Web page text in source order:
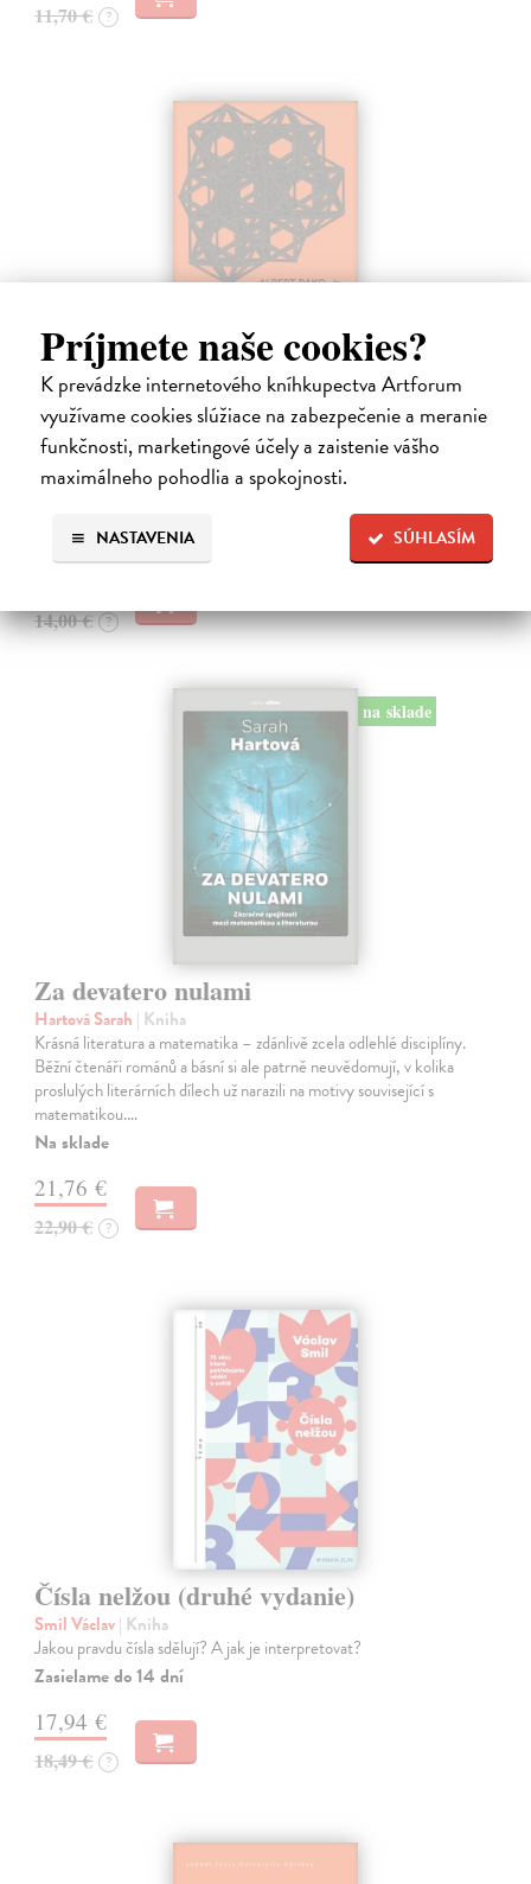
Príjmete naše cookies?
K prevádzke internetového kníhkupectva Artforum
využívame cookies slúžiace na zabezpečenie a meranie
funkčnosti, marketingové účely a zaistenie vášho
maximálneho pohodlia a spokojnosti.
SÚHLASÍM
NASTAVENIA
11,70 € ?
Geometrie hloubky prostoru
Pako Albert, Regner Zdeněk (ed.)| Kniha
Ve své pozdní, dlouho odkládané prvotině osmasedmdesátiletý autor
nastavuje zrcadlo typicky českému dezolátovi, jednomu z těch
mnoha, co uraženě stojí stranou pokroku. Nic se mu tady nelíbí,
Zasielame do 12 dní
14,00 € ?
na sklade
Za devatero nulami
Hartová Sarah | Kniha
Krásná literatura a matematika – zdánlivě zcela odlehlé disciplíny.
Běžní čtenáři románů a básní si ale patrně neuvědomují, v kolika
proslulých literárních dílech už narazili na motivy související s
matematikou.…
Na sklade
21,76 €
22,90 € ?
Čísla nelžou (druhé vydanie)
Smil Václav| Kniha
Jakou pravdu čísla sdělují? A jak je interpretovat?
Zasielame do 14 dní
17,94 €
18,49 € ?